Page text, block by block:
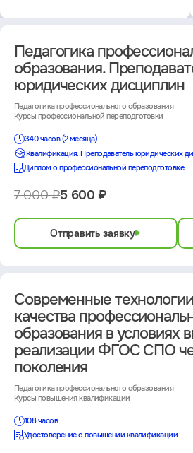
Педагогика
образования.
юридических дисциплин
Педагогика профессионального образования
Курсы профессиональной переподготовки
340 часов (2 месяца)
Квалификация: Преподаватель юридических
Диплом о профессиональной переподготовке
7 000 ₽5 600 ₽
Отправить заявку
Современные
качества
образования в условиях
реализации ФГОС СПО
поколения
Педагогика профессионального образования
Курсы повышения квалификации
108 часов
Удостоверение о повышении квалификации